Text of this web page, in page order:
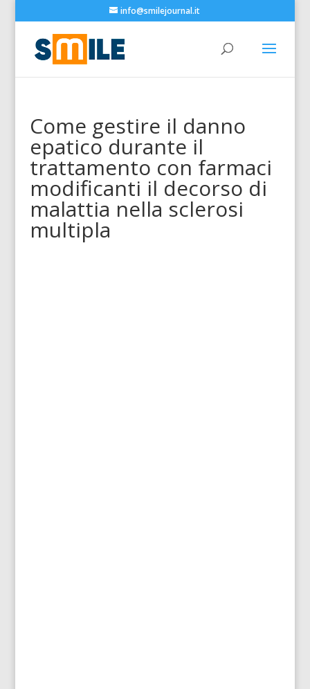
info@smilejournal.it
Come gestire il danno
epatico durante il
trattamento con farmaci
modificanti il decorso di
malattia nella sclerosi
multipla